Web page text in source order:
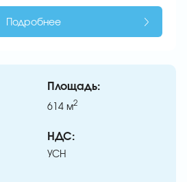
Подробнее
Площадь:
614 м2
НДС:
УСН